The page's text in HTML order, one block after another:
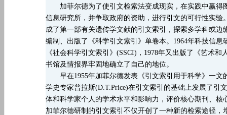
加菲尔德为了使引文检索法变成现实，在实践中赢得
信息研究所，并争取政府的资助，进行引文的可行性实验
成了第一部有关遗传学文献的引文索引，探索多学科或
编制、出版了《科学引文索引》单卷本。1964年科技信
《社会科学引文索引》(SSCI)，1978年又出版了《艺术
书馆及情报界牢固地确立了自己的地位。
早在1955年加菲尔德发表《引文索引用于科学》一
学史专家普拉斯(D.T.Price)在引文索引的基础上发展了引
体和科学家个人的学术水平和影响力，评价核心期刊、
加菲尔德研制的引文索引不仅开创了一种新的检索途径